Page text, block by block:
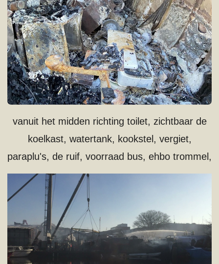
vanuit het midden richting toilet, zichtbaar de
koelkast, watertank, kookstel, vergiet,
paraplu's, de ruif, voorraad bus, ehbo trommel,